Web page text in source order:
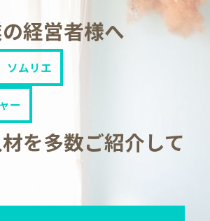
経営者様へ
ソムリエ
ー
を多数ご紹介して